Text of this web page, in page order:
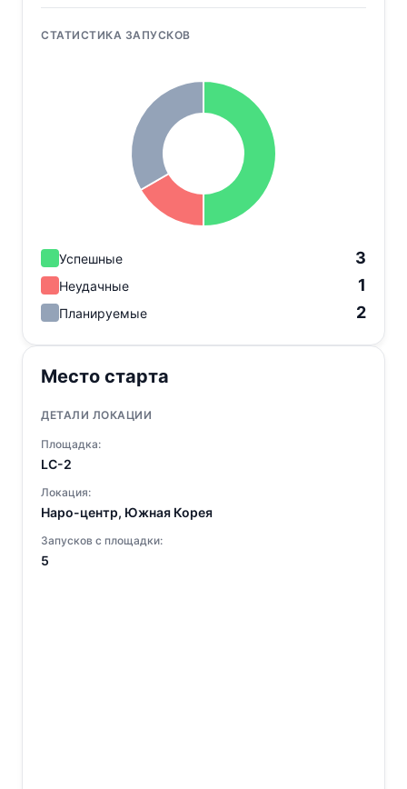
СТАТИСТИКА ЗАПУСКОВ
Успешные 3
Неудачные 1
Планируемые 2
Место старта
ДЕТАЛИ ЛОКАЦИИ
Площадка:
LC-2
Локация:
Наро-центр, Южная Корея
Запусков с площадки:
5